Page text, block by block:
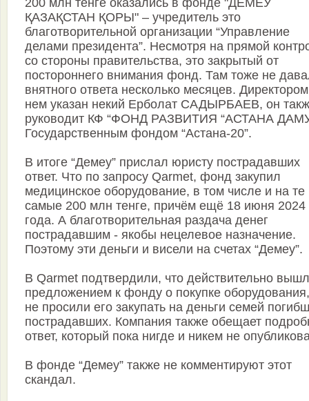
200 млн тенге оказались в фонде "ДЕМЕУ
ҚАЗАҚСТАН ҚОРЫ" – учредитель это
благотворительной организации “Управление
делами президента”. Несмотря на прямой
со стороны правительства, это закрытый от
постороннего внимания фонд. Там тоже не
внятного ответа несколько месяцев.
нем указан некий Ерболат САДЫРБАЕВ, он
руководит КФ “ФОНД РАЗВИТИЯ “АСТАНА
Государственным фондом “Астана-20”.
В итоге “Демеу” прислал юристу пострадавших
ответ. Что по запросу Qarmet, фонд закупил
медицинское оборудование, в том числе и на те
самые 200 млн тенге, причём ещё 18 июня 2024
года. А благотворительная раздача денег
пострадавшим - якобы нецелевое назначение.
Поэтому эти деньги и висели на счетах “Демеу”.
В Qarmet подтвердили, что действительно
предложением к фонду о покупке
не просили его закупать на деньги семей
пострадавших. Компания также обещает
ответ, который пока нигде и никем не
В фонде “Демеу” также не комментируют этот
скандал.